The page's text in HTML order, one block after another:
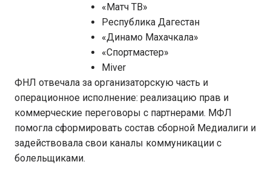
«Матч ТВ»
Республика Дагестан
«Динамо Махачкала»
«Спортмастер»
Miver
ФНЛ отвечала за организаторскую часть и
операционное исполнение: реализацию прав и
коммерческие переговоры с партнерами. МФЛ
помогла сформировать состав сборной Медиалиги и
задействовала свои каналы коммуникации с
болельщиками.